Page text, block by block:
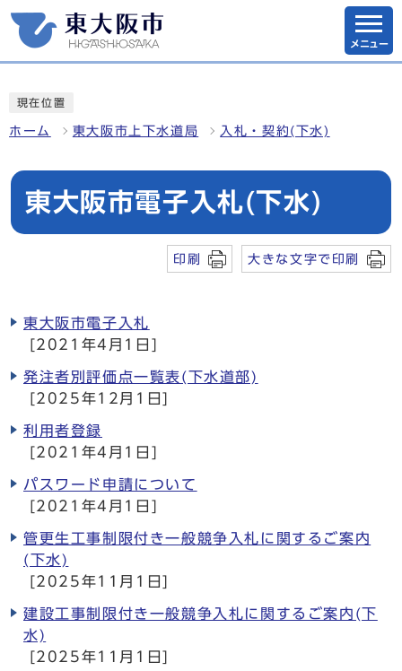
メニュー
現在位置
ホーム 東大阪市上下水道局 入札・契約(下水)
東大阪市電子入札(下水)
印刷 大きな文字で印刷
東大阪市電子入札
[2021年4月1日]
発注者別評価点一覧表(下水道部)
[2025年12月1日]
利用者登録
[2021年4月1日]
パスワード申請について
[2021年4月1日]
管更生工事制限付き一般競争入札に関するご案内
(下水)
[2025年11月1日]
建設工事制限付き一般競争入札に関するご案内(下
水)
[2025年11月1日]